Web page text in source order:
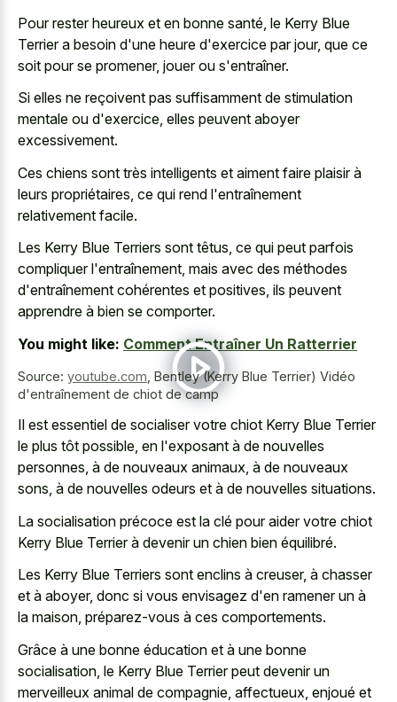
Pour rester heureux et en bonne santé, le Kerry Blue
Terrier a besoin d'une heure d'exercice par jour, que ce
soit pour se promener, jouer ou s'entraîner.
Si elles ne reçoivent pas suffisamment de stimulation
mentale ou d'exercice, elles peuvent aboyer
excessivement.
Ces chiens sont très intelligents et aiment faire plaisir à
leurs propriétaires, ce qui rend l'entraînement
relativement facile.
Les Kerry Blue Terriers sont têtus, ce qui peut parfois
compliquer l'entraînement, mais avec des méthodes
d'entraînement cohérentes et positives, ils peuvent
apprendre à bien se comporter.
You might like: Comment Entraîner Un Ratterrier
Source: youtube.com Bentley (Kerry Blue Terrier) Vidéo
d'entraînement de chiot de camp
Il est essentiel de socialiser votre chiot Kerry Blue Terrier
le plus tôt possible, en l'exposant à de nouvelles
personnes, à de nouveaux animaux, à de nouveaux
sons, à de nouvelles odeurs et à de nouvelles situations.
La socialisation précoce est la clé pour aider votre chiot
Kerry Blue Terrier à devenir un chien bien équilibré.
Les Kerry Blue Terriers sont enclins à creuser, à chasser
et à aboyer, donc si vous envisagez d'en ramener un à
la maison, préparez-vous à ces comportements.
Grâce à une bonne éducation et à une bonne
socialisation, le Kerry Blue Terrier peut devenir un
merveilleux animal de compagnie, affectueux, enjoué et